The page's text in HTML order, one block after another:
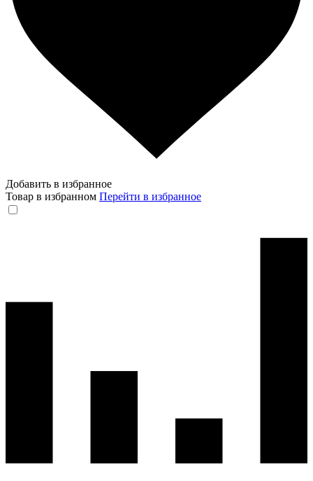
Добавить в избранное
Товар в избранном Перейти в избранное